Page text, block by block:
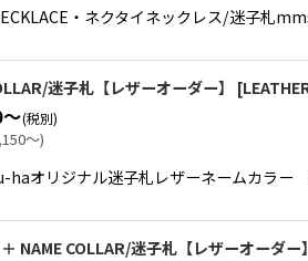
・ネクタイネックレス/迷子札
迷子札【レザーオーダー】 [
(税別)
～)
haオリジナル迷子札レザーネームカラー
NAME COLLAR/迷子札【レザーオーダー】